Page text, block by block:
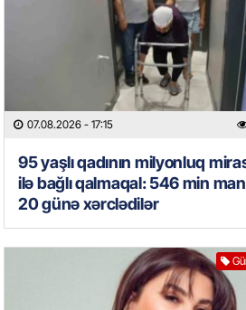
07.08.2026 - 17:15
95 yaşlı qadının milyonluq
ilə bağlı qalmaqal: 546 min
20 günə xərclədilər